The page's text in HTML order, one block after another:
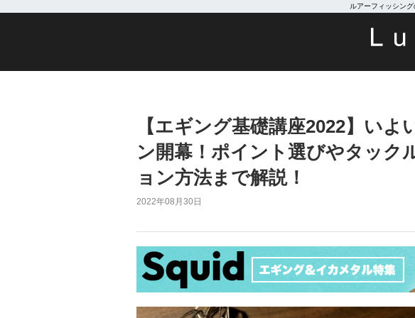
ルアーフィッシン
【エギング基礎講座2022】い
ン開幕！ポイント選びやタック
ョン方法まで解説！
2022年08月30日